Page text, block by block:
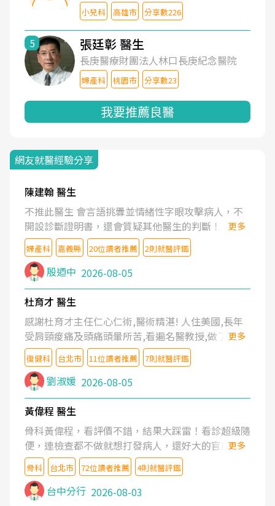
小兒科 高雄市 分享數226
5 張廷彰 醫生
長庚醫療財團法人林口長庚紀念醫院
婦產科 桃園市 分享數23
我要推薦良醫
網友就醫經驗分享
陳建翰 醫生
不推此醫生 會言語挑釁並情緒性字眼攻擊病人，不
開設診斷證明書，還會質疑其他醫生的判斷！
更多
婦產科 嘉義縣 20位讀者推薦 2則就醫評鑑
殷迺中 2026-08-05
杜育才 醫生
感謝杜育才主任仁心仁術,醫術精湛! 人住美國,長年
受肩頸痠痛及頭痛頭暈所苦,看遍名醫教授,做了各種
檢查,也嘗試過西醫打針,中醫針灸及物理徒手治療都
沒有用,後來連吃到嗎啡類止痛藥都效果有限,只是壓
症狀,沒多久就痛起來,多年失眠嚴重影響生活品質.
台灣親友介紹忠孝醫院杜育才主任是頸頭症候群專
家,上網搜尋杜主任相關文章新聞跟網路評價之後,下
定決心飛回台北找杜醫師診治. 杜主任的乾針跟增生
治療真的很厲害,第一次乾針就覺得整個肩頸鬆開,回
家特別好睡,經過幾次治療,長年頑疾已經好了大半,杜
主任除了打針超厲害,還會一直交代要改善姿勢跟好
好做運動,看診態度親切溫暖,真的是不可多得的良醫,
大力推荐!
更多
復健科 台北市 11位讀者推薦 7則就醫評鑑
劉淑媛 2026-08-05
黃偉程 醫生
骨科黃偉程，看評價不錯，結果大踩雷！看診超級隨
便，連檢查都不做就想打發病人，還好大的官威 ...
想詢問病情還被陰陽怪氣嘲諷一番。可能好評帶來的
大頭症，變得自負不尊重病人。醫術也不行，畢竟連
檢查都懶得做，治療會有用才怪。大家避雷吧！
更多
骨科 台北市 72位讀者推薦 4則就醫評鑑
台中分行 2026-08-03